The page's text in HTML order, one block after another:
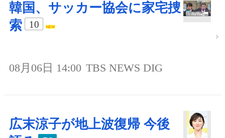
韓国、サッカー協会に家宅捜
索
10
08月06日 14:00 TBS NEWS DIG
広末涼子が地上波復帰 今後